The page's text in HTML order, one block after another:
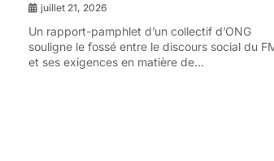
juillet 21, 2026
Un rapport-pamphlet d’un collectif d’ONG
souligne le fossé entre le discours social du
et ses exigences en matière de...